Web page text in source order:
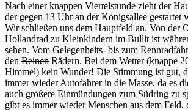
Nach einer knappen Viertelstunde zieht der
der gegen 13 Uhr an der Königsallee gestartet
Wir schließen uns dem Hauptfeld an. Von der
Hollandrad zu Kleinkindern im Bullit ist
sehen. Vom Gelegenheits- bis zum
den Beinen Rädern. Bei dem Wetter (knappe
Himmel) kein Wunder! Die Stimmung ist gut,
immer wieder Autofahrer in die Masse, da es
auch größere Einmündungen zum Südring zu
gibt es immer wieder Menschen aus dem Feld,